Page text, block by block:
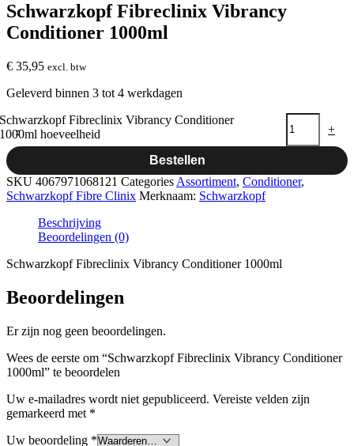
Schwarzkopf Fibreclinix Vibrancy
Conditioner 1000ml
€ 35,95 excl. btw
Geleverd binnen 3 tot 4 werkdagen
-
Fibreclinix Vibrancy Conditioner
hoeveelheid
+
Bestellen
SKU 4067971068121 Categories Assortiment, Conditioner,
Schwarzkopf Fibre Clinix Merknaam: Schwarzkopf
Beschrijving
Beoordelingen (0)
Schwarzkopf Fibreclinix Vibrancy Conditioner 1000ml
Beoordelingen
Er zijn nog geen beoordelingen.
Wees de eerste om “Schwarzkopf Fibreclinix Vibrancy Conditioner
1000ml” te beoordelen
Uw e-mailadres wordt niet gepubliceerd. Vereiste velden zijn
gemarkeerd met *
Uw beoordeling *